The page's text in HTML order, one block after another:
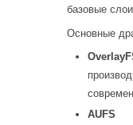
базовые
Основные
AUFS